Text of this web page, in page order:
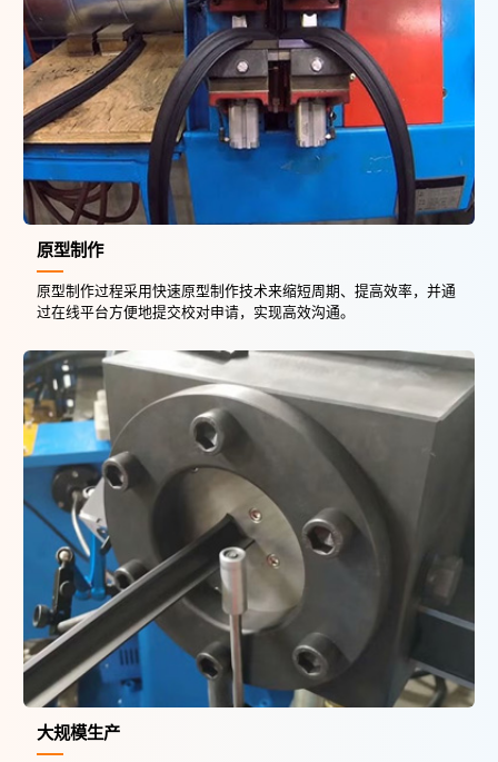
原型制作
原型制作过程采用快速原型制作技术来缩短周期、提高效率，并通
过在线平台方便地提交校对申请，实现高效沟通。
大规模生产